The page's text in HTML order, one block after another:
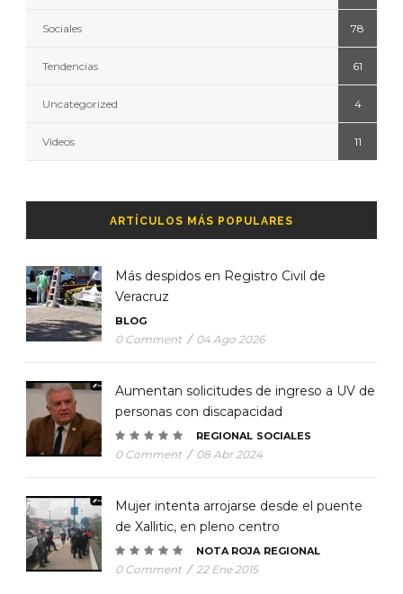
Sociales 78
Tendencias 61
Uncategorized 4
Videos 11
ARTÍCULOS MÁS POPULARES
Más despidos en Registro Civil de
Veracruz
BLOG
0 Comment / 04 Ago 2026
Aumentan solicitudes de ingreso a UV de
personas con discapacidad
REGIONAL SOCIALES
0 Comment / 08 Abr 2024
Mujer intenta arrojarse desde el puente
de Xallitic, en pleno centro
NOTA ROJA REGIONAL
0 Comment / 22 Ene 2015